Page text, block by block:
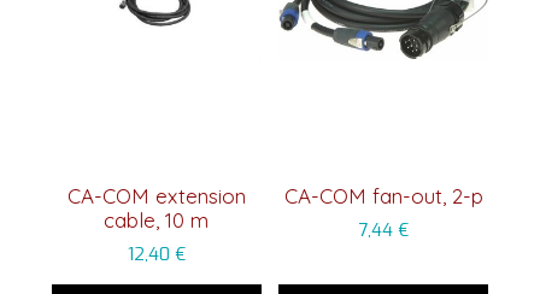
CA-COM extension
cable, 10 m
12,40 €
CA-COM fan-out, 2-p
7,44 €